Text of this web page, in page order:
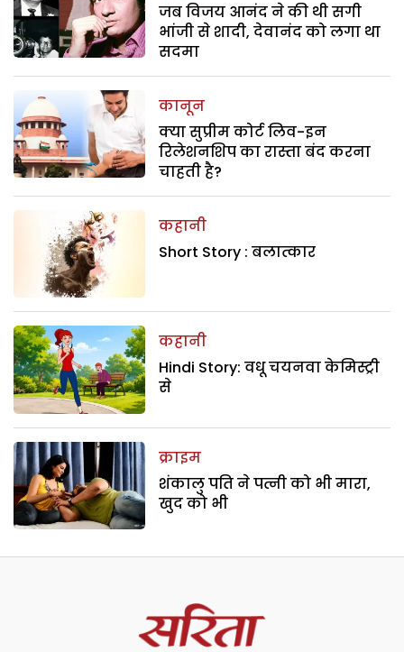
जब विजय आनंद ने की थी सगी
भांजी से शादी, देवानंद को लगा था
सदमा
कानून
क्या सुप्रीम कोर्ट लिव-इन
रिलेशनशिप का रास्ता बंद करना
चाहती है?
कहानी
Short Story : बलात्कार
कहानी
Hindi Story: वधू चयनवा केमिस्ट्री
से
क्राइम
शंकालु पति ने पत्नी को भी मारा,
खुद को भी